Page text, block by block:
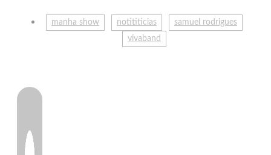
manha show notititicias
samuel rodrigues
vivaband